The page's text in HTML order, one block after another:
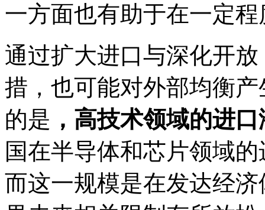
一方面也有助于在一定
通过扩大进口与深化开
措，也可能对外部均衡
的是 ，高技术领域的进
国在半导体和芯片领域
而这一规模是在发达经